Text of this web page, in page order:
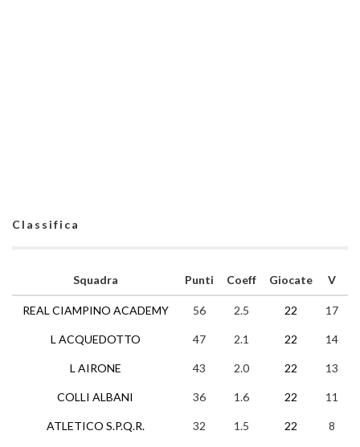
Classifica
Squadra
REAL CIAMPINO ACADEMY
L ACQUEDOTTO
L AIRONE
COLLI ALBANI
ATLETICO S.P.Q.R.
Punti Coeff Giocate V
56 2.5 22 17
47 2.1 22 14
43 2.0 22 13
36 1.6 22 11
32 1.5 22 8